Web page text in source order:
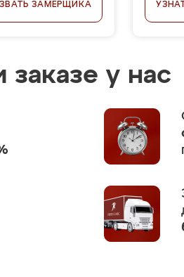
ЗАМЕРЩИКА
заказе у нас